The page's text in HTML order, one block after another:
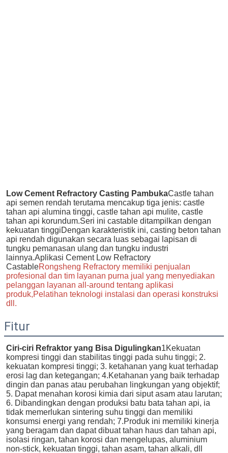
Low Cement Refractory Casting PambukaCastle tahan
api semen rendah terutama mencakup tiga jenis: castle
tahan api alumina tinggi, castle tahan api mulite, castle
tahan api korundum.Seri ini castable ditampilkan dengan
kekuatan tinggiDengan karakteristik ini, casting beton tahan
api rendah digunakan secara luas sebagai lapisan di
tungku pemanasan ulang dan tungku industri
lainnya.Aplikasi Cement Low Refractory
CastableRongsheng Refractory memiliki penjualan
profesional dan tim layanan purna jual yang menyediakan
pelanggan layanan all-around tentang aplikasi
produk,Pelatihan teknologi instalasi dan operasi konstruksi
dll.
Fitur
Ciri-ciri Refraktor yang Bisa Digulingkan1Kekuatan
kompresi tinggi dan stabilitas tinggi pada suhu tinggi; 2.
kekuatan kompresi tinggi; 3. ketahanan yang kuat terhadap
erosi lag dan ketegangan; 4.Ketahanan yang baik terhadap
dingin dan panas atau perubahan lingkungan yang objektif;
5. Dapat menahan korosi kimia dari siput asam atau larutan;
6. Dibandingkan dengan produksi batu bata tahan api, ia
tidak memerlukan sintering suhu tinggi dan memiliki
konsumsi energi yang rendah; 7.Produk ini memiliki kinerja
yang beragam dan dapat dibuat tahan haus dan tahan api,
isolasi ringan, tahan korosi dan mengelupas, aluminium
non-stick, kekuatan tinggi, tahan asam, tahan alkali, dll